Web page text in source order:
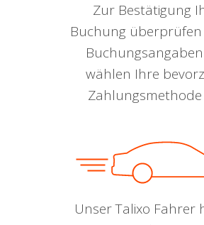
Zur Bestätigung
Buchung überprüfen
wählen Ihre
Zahlungsmethode
Unser Talixo Fahrer